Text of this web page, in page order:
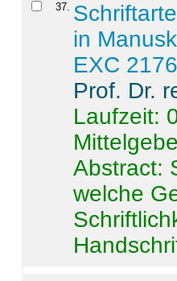
37.
in
EXC 2176
Prof. Dr.
Laufzeit:
Abstract:
welche